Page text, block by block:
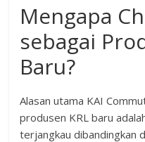
Mengapa
sebagai
Baru?
Alasan utama KAI
produsen KRL baru
terjangkau dibandingkan